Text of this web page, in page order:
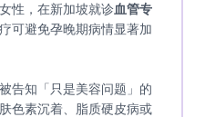
性，在新加坡就诊血管专
可避免孕晚期病情显著加
告知「只是美容问题」的
色素沉着、脂质硬皮病或